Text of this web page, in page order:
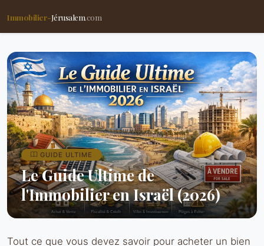
Immobilier-Jérusalem.com
GUIDE ULTIME
Le Guide Ultime de
l'Immobilier en Israël (2026)
Tout ce que vous devez savoir pour acheter un bien